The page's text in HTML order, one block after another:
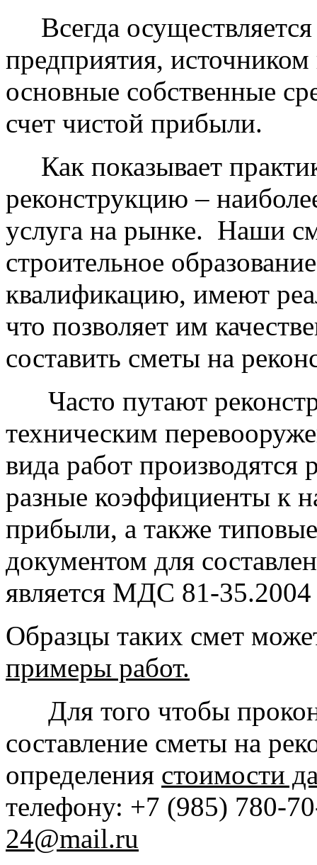
Всегда осуществляется
предприятия,
основные собственные
счет чистой прибыли.
Как показывает
реконструкцию –
услуга на рынке. Наши
строительное
квалификацию, имеют
что позволяет им
составить сметы на
Часто путают
техническим
вида работ
разные коэффициенты к
прибыли, а также
документом для
является МДС 81-35.2004
Образцы таких смет
примеры работ.
Для того чтобы
составление сметы на
определения стоимости
телефону: +7 (985) 780-
24@mail.ru